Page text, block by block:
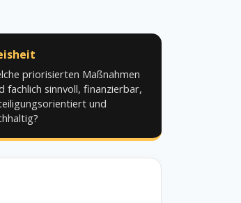
priorisierten Maßnahmen
fachlich sinnvoll, finanzierbar,
und